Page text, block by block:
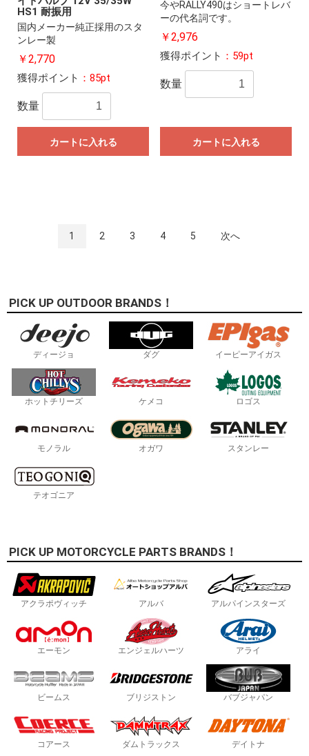
HS1 耐振用
国内メーカー純正採用のスタ
ンレー製
￥2,770
獲得ポイント ：85pt
数量
カートに入れる
今やRALLY490はショートレバ
ーの代名詞です。
￥2,976
獲得ポイント ：59pt
数量
カートに入れる
1 2 3 4 5 次へ
PICK UP OUTDOOR BRANDS！
ディージョ ダグ イーピーアイガス
ホットチリーズ ケメコ ロゴス
モノラル オガワ スタンレー
テオゴニア
PICK UP MOTORCYCLE PARTS BRANDS！
アクラポヴィッチ アルバ アルパインスターズ
エーモン エンジェルハーツ アライ
ビームス ブリジストン バブジャパン
コアース ダムトラックス デイトナ